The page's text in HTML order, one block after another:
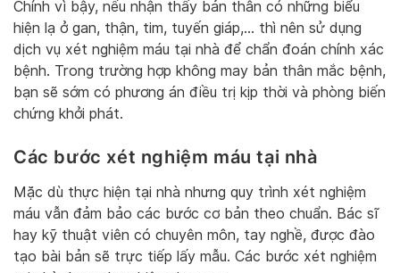
Chính vì bậy, nếu nhận thấy bản thân có những biểu
hiện lạ ở gan, thận, tim, tuyến giáp,… thì nên sử dụng
dịch vụ xét nghiệm máu tại nhà để chẩn đoán chính xác
bệnh. Trong trường hợp không may bản thân mắc bệnh,
bạn sẽ sớm có phương án điều trị kịp thời và phòng biến
chứng khởi phát.
Các bước xét nghiệm máu tại nhà
Mặc dù thực hiện tại nhà nhưng quy trình xét nghiệm
máu vẫn đảm bảo các bước cơ bản theo chuẩn. Bác sĩ
hay kỹ thuật viên có chuyên môn, tay nghề, được đào
tạo bài bản sẽ trực tiếp lấy mẫu. Các bước xét nghiệm